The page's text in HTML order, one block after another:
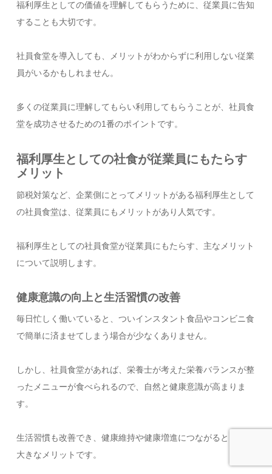
福利厚生としての価値を理解してもらうために、従業員に告知
することも大切です。
社員食堂を導入しても、メリットがわからずに利用しない従業
員がいるかもしれません。
多くの従業員に理解してもらい利用してもらうことが、社員食
堂を成功させるための1番のポイントです。
福利厚生としての社食が従業員にもたらす
メリット
節税対策など、企業側にとってメリットがある福利厚生として
の社員食堂は、従業員にもメリットがあり人気です。
福利厚生としての社員食堂が従業員にもたらす、主なメリット
について説明します。
健康意識の向上と生活習慣の改善
毎日忙しく働いていると、ついインスタント食品やコンビニ食
で簡単に済ませてしまう場合が少なくありません。
しかし、社員食堂があれば、栄養士が考えた栄養バランスが整
ったメニューが食べられるので、自然と健康意識が高まりま
す。
生活習慣も改善でき、健康維持や健康増進につながるところが
大きなメリットです。